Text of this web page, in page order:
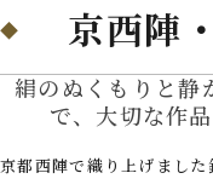
京西陣
絹のぬくもりと静
で、大切な作
京都西陣で織り上げました